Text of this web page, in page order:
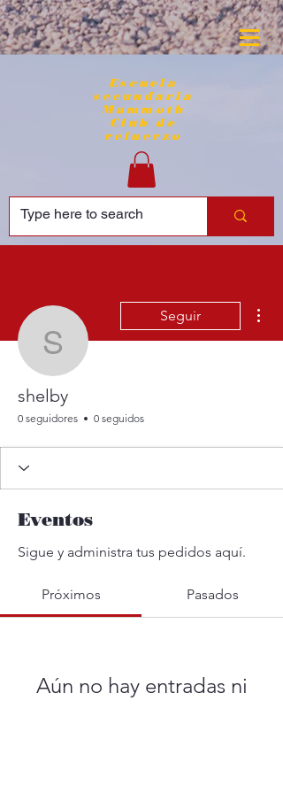
Escuela
secundaria
Mammoth
Club de
refuerzo
shelby
Seguir
shelby
0 seguidores 0 seguidos
Eventos
Sigue y administra tus pedidos aquí.
Próximos Pasados
Aún no hay entradas ni